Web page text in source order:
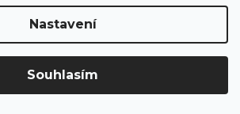
Nastavení
Souhlasím